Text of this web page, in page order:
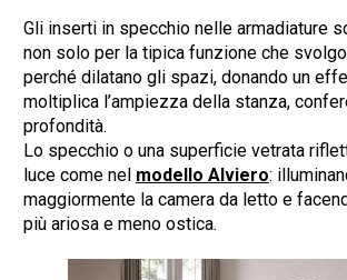
Gli inserti in specchio nelle armadiature
non solo per la tipica funzione che
perché dilatano gli spazi, donando un
moltiplica l’ampiezza della stanza,
profondità.
Lo specchio o una superficie vetrata
luce come nel modello Alviero:
maggiormente la camera da letto e
più ariosa e meno ostica.